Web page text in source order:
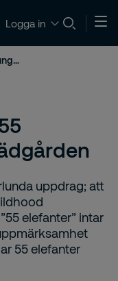
Logga in
Securitas bevakar 55 elefanter i Kungsträdgården
uppdrag; att
elefanter” intar
55 elefanter